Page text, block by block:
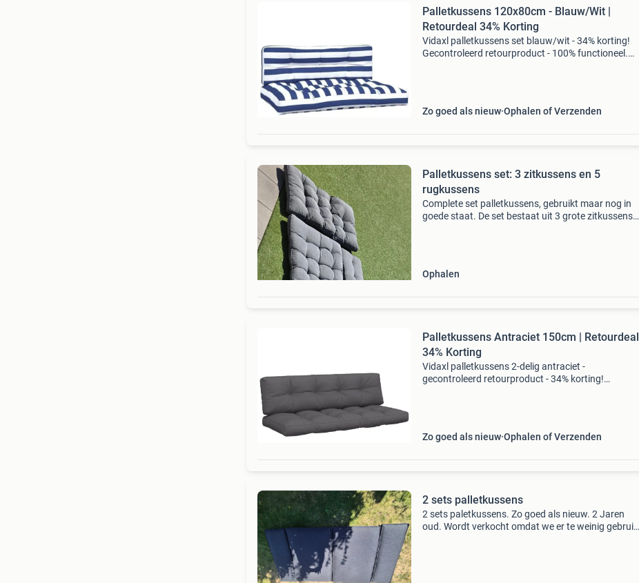
Palletkussens 120x80cm - Blauw/Wit |
Retourdeal 34% Korting
Vidaxl palletkussens set blauw/wit - 34% korting!
Gecontroleerd retourproduct - 100% functioneel.
Zo goed als nieuw Ophalen of Verzenden
Palletkussens set: 3 zitkussens en 5
rugkussens
Complete set palletkussens, gebruikt maar nog in
goede staat. De set bestaat uit 3 grote zitkussens
Ophalen
Palletkussens Antraciet 150cm | Retourdeal
34% Korting
Vidaxl palletkussens 2-delig antraciet -
gecontroleerd retourproduct - 34% korting!
Zo goed als nieuw Ophalen of Verzenden
2 sets palletkussens
2 sets paletkussens. Zo goed als nieuw. 2 Jaren
oud. Wordt verkocht omdat we er te weinig gebruik